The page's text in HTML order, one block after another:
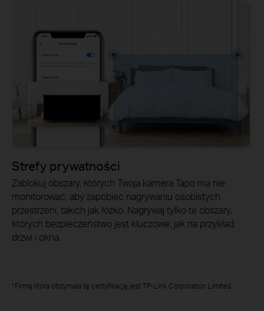
Strefy prywatności
Zablokuj obszary, których Twoja kamera Tapo ma nie
monitorować, aby zapobiec nagrywaniu osobistych
przestrzeni, takich jak łóżko. Nagrywaj tylko te obszary,
których bezpieczeństwo jest kluczowe, jak na przykład
drzwi i okna.
*Firmą która otrzymała tę certyfikację jest TP-Link Corporation Limited.